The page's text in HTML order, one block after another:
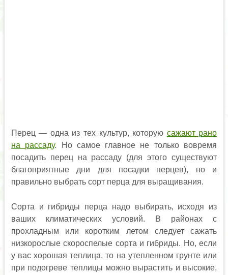
Перец — одна из тех культур, которую сажают рано
на рассаду. Но самое главное не только вовремя
посадить перец на рассаду (для этого существуют
благоприятные дни для посадки перцев), но и
правильно выбрать сорт перца для выращивания.
Сорта и гибриды перца надо выбирать, исходя из
ваших климатических условий. В районах с
прохладным или коротким летом следует сажать
низкорослые скороспелые сорта и гибриды. Но, если
у вас хорошая теплица, то на утепленном грунте или
при подогреве теплицы можно вырастить и высокие,